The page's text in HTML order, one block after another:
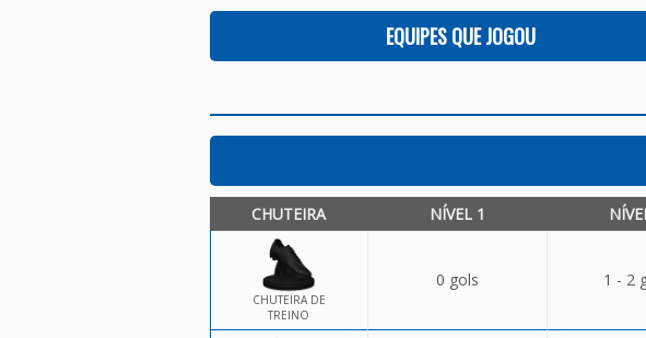
EQUIPES QUE JOGOU
CHUTEIRA NÍVEL 1
CHUTEIRA DE
TREINO
0 gols 1 - 2